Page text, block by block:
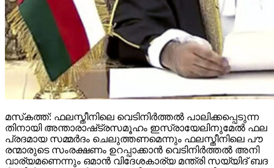
മ​സ്‌​ക​ത്ത്: ഫ​ല​സ്തീ​നി​ലെ വെ​ടി​നി​ർ​ത്ത​ൽ പാ​ലി​ക്ക​പ്പെ​ടു​ന്ന​
തി​നാ​യി അ​ന്താ​രാ​ഷ്‌​ട്ര​സ​മൂ​ഹം ഇ​സ്രാ​യേ​ലി​നു​മേ​ൽ ഫ​ല​
പ്ര​ദ​മാ​യ സ​മ്മ​ർ​ദം ചെ​ലു​ത്ത​ണ​മെ​ന്നും ഫ​ല​സ്തീ​നി​ലെ പൗ​
ര​ന്മാ​രു​ടെ സം​ര​ക്ഷ​ണം ഉ​റ​പ്പാ​ക്കാ​ൻ വെ​ടി​നി​ർ​ത്ത​ൽ അ​നി​
വാ​ര്യ​മ​ണെ​ന്നും ഒ​മാ​ൻ വി​ദേ​ശ​കാ​ര്യ മ​ന്ത്രി സ​യ്യി​ദ് ബ​ദ​